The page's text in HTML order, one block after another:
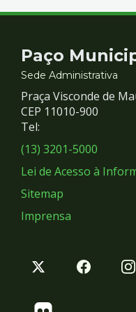
Contato
e
Redes
Sociais
Paço
Sede Administrativa
Praça Visconde de
CEP 11010-900
Tel:
(13) 3201-5000
Lei de Acesso à
Sitemap
Imprensa